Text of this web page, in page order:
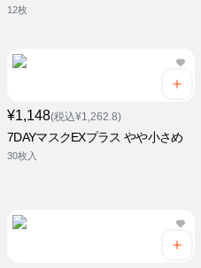
12枚
¥1,148(税込¥1,262.8)
7DAYマスクEXプラス やや小さめ
30枚入